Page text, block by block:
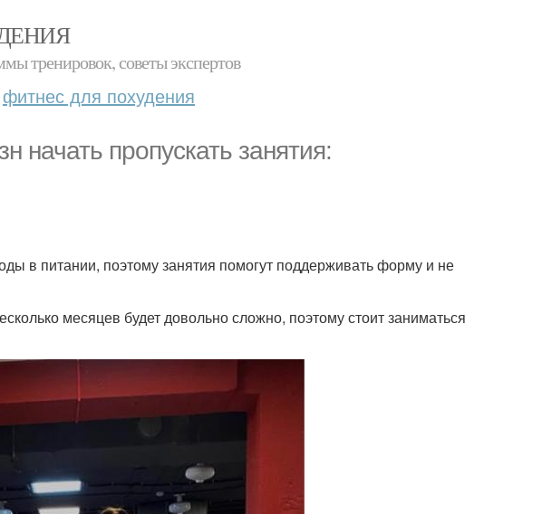
тренировок, советы экспертов
фитнес для похудения
начать пропускать занятия:
в питании, поэтому занятия помогут поддерживать форму и не
месяцев будет довольно сложно, поэтому стоит заниматься